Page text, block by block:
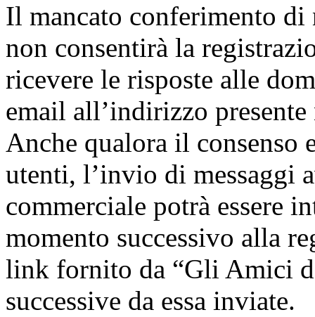
Il mancato conferimento
non consentirà la
ricevere le risposte alle
email all’indirizzo
Anche qualora il consenso
utenti, l’invio di messaggi
commerciale potrà essere
momento successivo alla
link fornito da “Gli Amici
successive da essa inviate.